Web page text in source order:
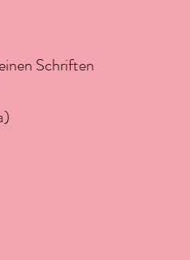
Schriften